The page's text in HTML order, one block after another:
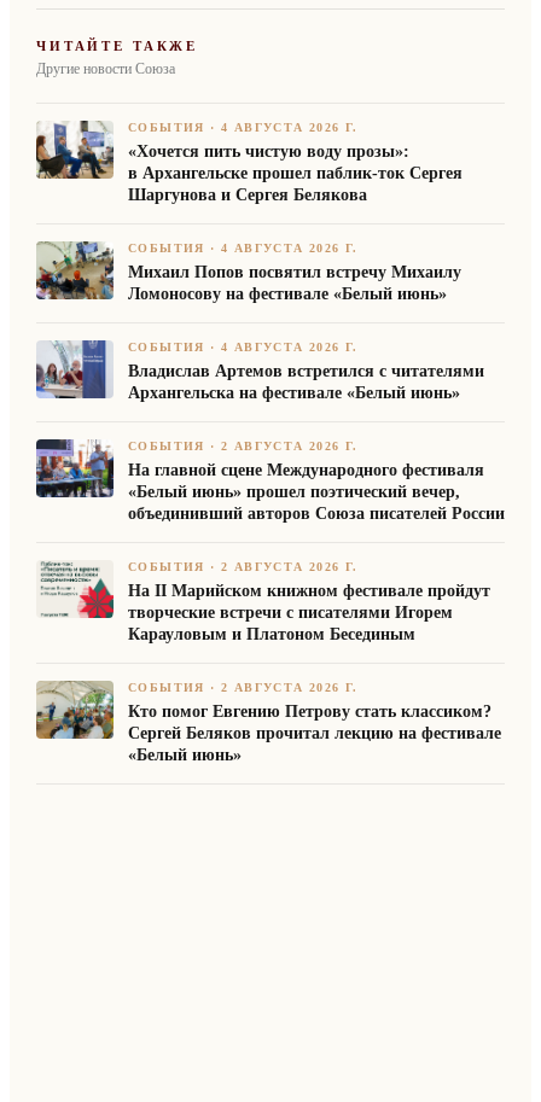
ЧИТАЙТЕ ТАКЖЕ
Другие новости Союза
СОБЫТИЯ ·4 АВГУСТА 2026 Г.
«Хочется пить чистую воду прозы»:
в Архангельске прошел паблик-ток Сергея
Шаргунова и Сергея Белякова
СОБЫТИЯ ·4 АВГУСТА 2026 Г.
Михаил Попов посвятил встречу Михаилу
Ломоносову на фестивале «Белый июнь»
СОБЫТИЯ ·4 АВГУСТА 2026 Г.
Владислав Артемов встретился с читателями
Архангельска на фестивале «Белый июнь»
СОБЫТИЯ ·2 АВГУСТА 2026 Г.
На главной сцене Международного фестиваля
«Белый июнь» прошел поэтический вечер,
объединивший авторов Союза писателей России
СОБЫТИЯ ·2 АВГУСТА 2026 Г.
На II Марийском книжном фестивале пройдут
творческие встречи с писателями Игорем
Карауловым и Платоном Бесединым
СОБЫТИЯ ·2 АВГУСТА 2026 Г.
Кто помог Евгению Петрову стать классиком?
Сергей Беляков прочитал лекцию на фестивале
«Белый июнь»